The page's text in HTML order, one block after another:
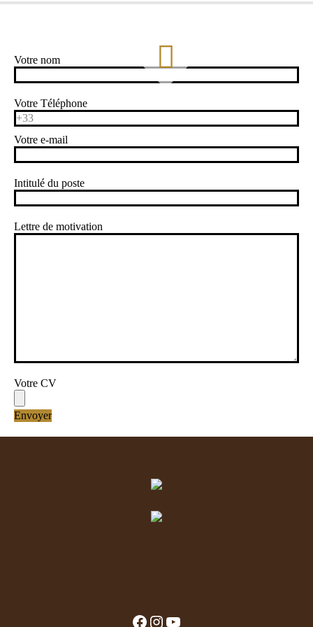
Votre nom
Votre Téléphone
Votre e-mail
Intitulé du poste
Lettre de motivation
Votre CV
Facebook
Instagram
YouTube